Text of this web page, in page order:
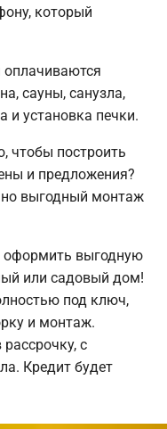
который
сауны, санузла,
и установка печки.
чтобы построить
и предложения?
выгодный монтаж
выгодную
или садовый дом!
под ключ,
и монтаж.
с
Кредит будет